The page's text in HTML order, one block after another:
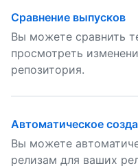
Сравнение выпусков
Вы можете сравнить
просмотреть
репозитория.
Автоматическое
Вы можете
релизам для ваших